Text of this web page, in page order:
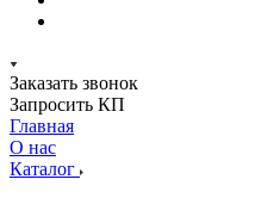
Заказать звонок
Запросить КП
Главная
О нас
Каталог